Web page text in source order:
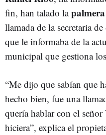
fin, han talado lapalmera
llamada de la secretaria
que le informaba de la
municipal que gestiona
“Me dijo que sabían que
hecho bien, fue una
quería hablar con el
hiciera”, explica el